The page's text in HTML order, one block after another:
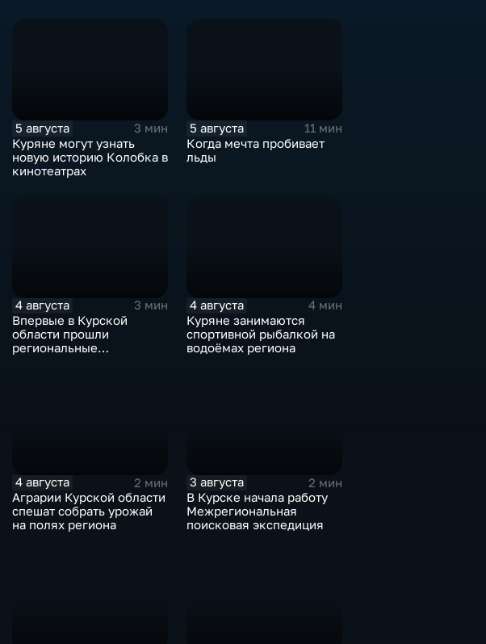
5 августа
3 мин
Куряне могут узнать
новую историю Колобка в
кинотеатрах
5 августа
11 мин
Когда мечта пробивает
льды
4 августа
3 мин
Впервые в Курской
области прошли
региональные
4 августа
4 мин
Куряне занимаются
спортивной рыбалкой на
водоёмах региона
4 августа
2 мин
Аграрии Курской области
спешат собрать урожай
на полях региона
3 августа
2 мин
В Курске начала работу
Межрегиональная
поисковая экспедиция